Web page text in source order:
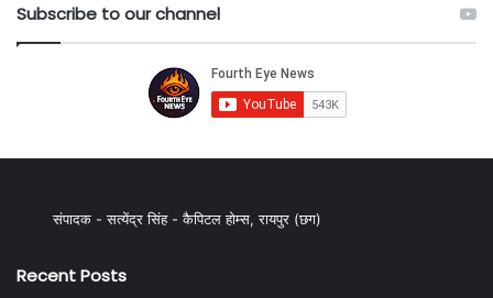
Subscribe to our channel
संपादक - सत्येंद्र सिंह - कैपिटल होम्स, रायपुर (छग)
Recent Posts